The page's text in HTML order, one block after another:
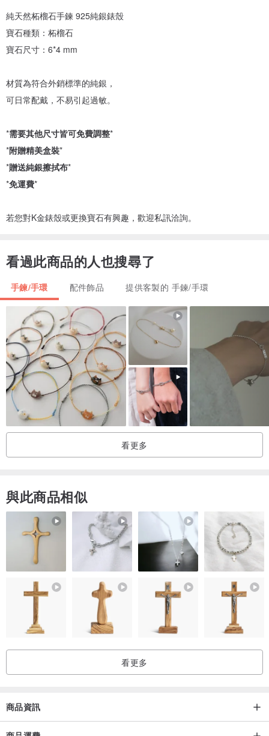
純天然柘榴石手鍊 925純銀錶殼
寶石種類：柘榴石
寶石尺寸：6*4 mm
材質為符合外銷標準的純銀，
可日常配戴，不易引起過敏。
*需要其他尺寸皆可免費調整*
*附贈精美盒裝*
*贈送純銀擦拭布*
*免運費*
若您對K金錶殼或更換寶石有興趣，歡迎私訊洽詢。
看過此商品的人也搜尋了
手鍊/手環 配件飾品 提供客製的 手鍊/手環
看更多
與此商品相似
看更多
商品資訊